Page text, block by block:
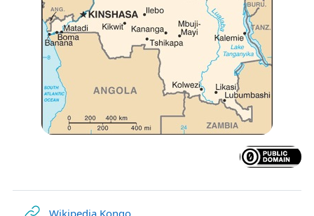
Wikipedia KongoLink/URL